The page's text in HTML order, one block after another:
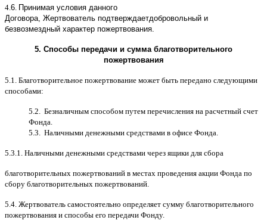
4. 6 Принимая условия данного
Договора, Жертвователь подтверждаетдобровольный и
безвозмездный характер пожертвования
5. Способы передачи и сумма благотворительного
пожертвования
5.1. Благотворительное пожертвование может быть передано следующими
способами:
5.2. Безналичным способом путем перечисления на расчетный счет
Фонда
5.3. Наличными денежными средствами в офисе Фонда
5.3.1. Наличными денежными средствами через ящики для сбора
благотворительных пожертвований в местах проведения акции Фонда по
сбору благотворительных пожертвований
5.4. Жертвователь самостоятельно определяет сумму благотворительного
пожертвования и способы его передачи Фонду.